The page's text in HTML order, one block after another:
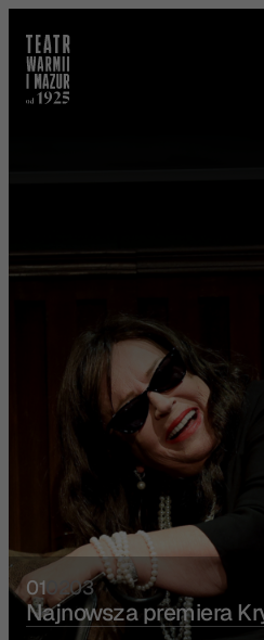
Najnowsza premiera
0102 03